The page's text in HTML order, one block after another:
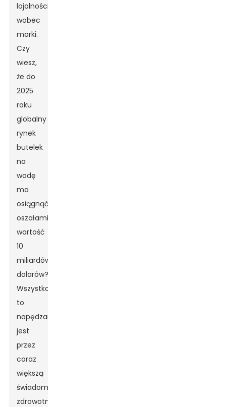
lojalności
wobec
marki.
Czy
wiesz,
że do
2025
roku
globalny
rynek
butelek
na
wodę
ma
osiągnąć
oszałamiającą
wartość
10
miliardów
dolarów?
Wszystko
to
napędzane
jest
przez
coraz
większą
świadomość
zdrowotną